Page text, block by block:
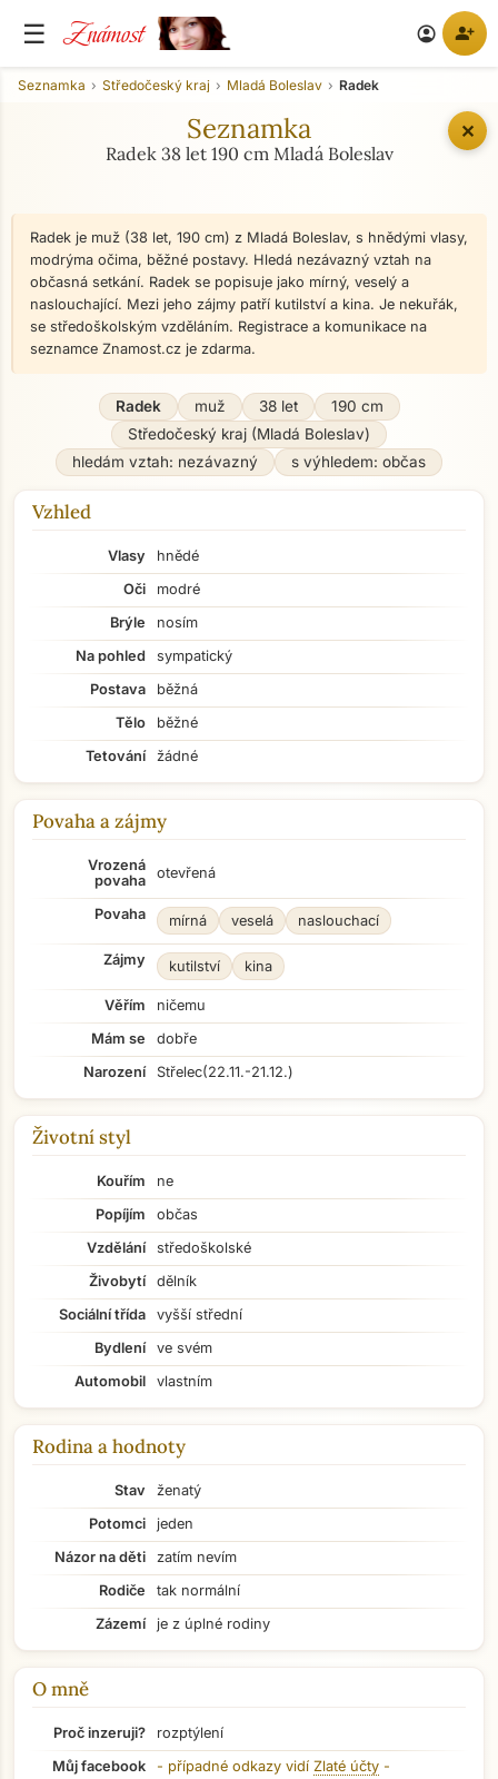
☰ Známost account_circle person_add
✕
Seznamka Středočeský kraj Mladá Boleslav Radek
Seznamka
Radek 38 let 190 cm Mladá Boleslav
Radek je muž (38 let, 190 cm) z Mladá Boleslav, s hnědými vlasy,
modrýma očima, běžné postavy. Hledá nezávazný vztah na
občasná setkání. Radek se popisuje jako mírný, veselý a
naslouchající. Mezi jeho zájmy patří kutilství a kina. Je nekuřák,
se středoškolským vzděláním. Registrace a komunikace na
seznamce Znamost.cz je zdarma.
Radek muž 38 let
190 cm
Středočeský kraj (Mladá Boleslav)
hledám vztah: nezávazný
s výhledem: občas
Vzhled
Vlasy
hnědé
Oči
modré
Brýle
nosím
Na pohled
sympatický
Postava
běžná
Tělo
běžné
Tetování
žádné
Povaha a zájmy
Vrozená
povaha
otevřená
Povaha mírná veselá naslouchací
Zájmy kutilství kina
Věřím
ničemu
Mám se
dobře
Narození
Střelec(22.11.-21.12.)
Životní styl
Kouřím
ne
Popíjím
občas
Vzdělání
středoškolské
Živobytí
dělník
Sociální třída
vyšší střední
Bydlení
ve svém
Automobil
vlastním
Rodina a hodnoty
Stav
ženatý
Potomci
jeden
Názor na děti
zatím nevím
Rodiče
tak normální
Zázemí
je z úplné rodiny
O mně
Proč inzeruji?
rozptýlení
Můj facebook
- případné odkazy vidí Zlaté účty -